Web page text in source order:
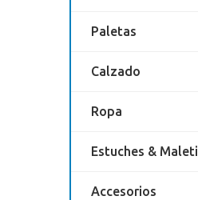
Paletas
Calzado
Ropa
Estuches &
Accesorios